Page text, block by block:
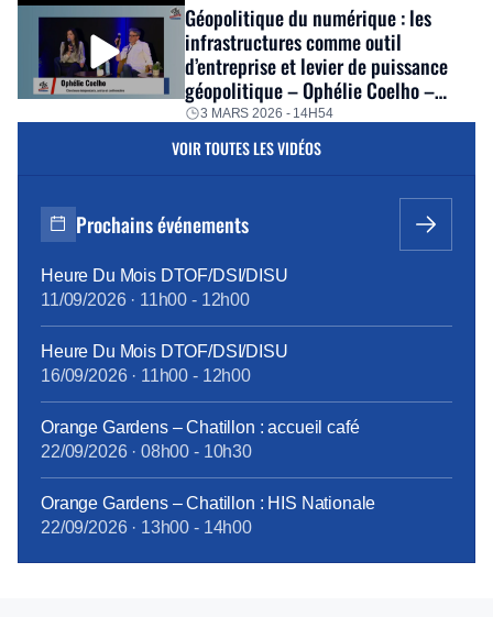
Géopolitique du numérique : les
infrastructures comme outil
d’entreprise et levier de puissance
géopolitique – Ophélie Coelho –
Séminaire hiver 2026
3 MARS 2026 - 14H54
VOIR TOUTES LES VIDÉOS
Prochains événements
Heure Du Mois DTOF/DSI/DISU
11/09/2026· 11h00 - 12h00
Heure Du Mois DTOF/DSI/DISU
16/09/2026· 11h00 - 12h00
Orange Gardens – Chatillon : accueil café
22/09/2026· 08h00 - 10h30
Orange Gardens – Chatillon : HIS Nationale
22/09/2026· 13h00 - 14h00